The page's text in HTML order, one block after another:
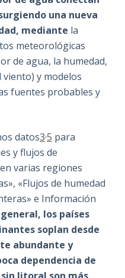
una nueva
mediante la
meteorológicas
de agua, la humedad,
viento) y modelos
fuentes probables y
datos3,5 para
y flujos de
varias regiones
«Flujos de humedad
e Información
general, los países
soplan desde
abundante y
dependencia de